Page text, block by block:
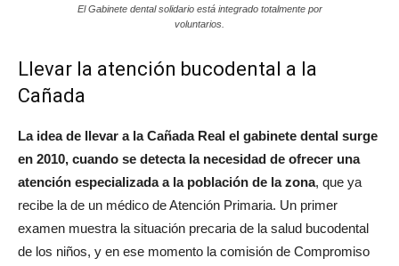
El Gabinete dental solidario está integrado totalmente por
voluntarios.
Llevar la atención bucodental a la
Cañada
La idea de llevar a la Cañada Real el gabinete dental surge
en 2010, cuando se detecta la necesidad de ofrecer una
atención especializada a la población de la zona, que ya
recibe la de un médico de Atención Primaria. Un primer
examen muestra la situación precaria de la salud bucodental
de los niños, y en ese momento la comisión de Compromiso